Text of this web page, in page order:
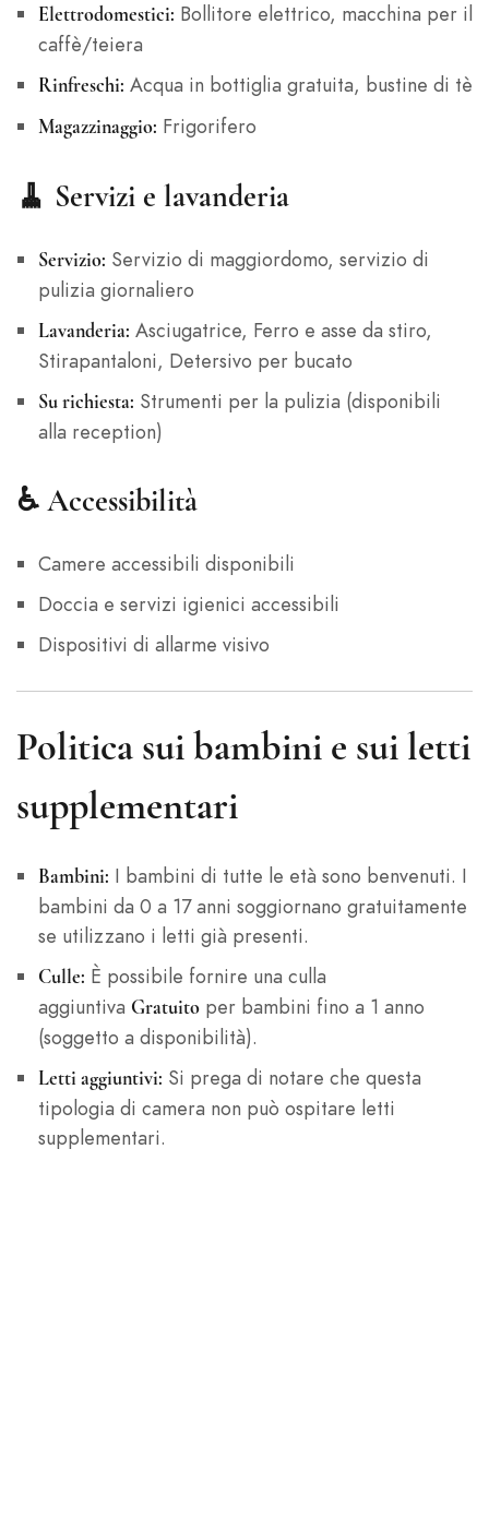
Elettrodomestici: Bollitore elettrico, macchina per il
caffè/teiera
Rinfreschi: Acqua in bottiglia gratuita, bustine di tè
Magazzinaggio: Frigorifero
🧹 Servizi e lavanderia
Servizio: Servizio di maggiordomo, servizio di
pulizia giornaliero
Lavanderia: Asciugatrice, Ferro e asse da stiro,
Stirapantaloni, Detersivo per bucato
Su richiesta: Strumenti per la pulizia (disponibili
alla reception)
♿ Accessibilità
Camere accessibili disponibili
Doccia e servizi igienici accessibili
Dispositivi di allarme visivo
Politica sui bambini e sui letti
supplementari
Bambini: I bambini di tutte le età sono benvenuti. I
bambini da 0 a 17 anni soggiornano gratuitamente
se utilizzano i letti già presenti.
Culle: È possibile fornire una culla
aggiuntiva Gratuitoper bambini fino a 1 anno
(soggetto a disponibilità).
Letti aggiuntivi: Si prega di notare che questa
tipologia di camera non può ospitare letti
supplementari.